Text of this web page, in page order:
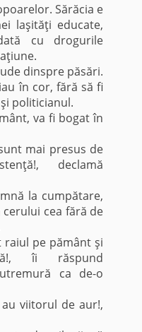
Sărăcia e
laşităţi educate,
cu drogurile
dinspre păsări.
în cor, fără să fi
politicianul.
va fi bogat în
mai presus de
declamă
la cumpătare,
cea fără de
pe pământ şi
îi răspund
ca de-o
viitorul de aur!,